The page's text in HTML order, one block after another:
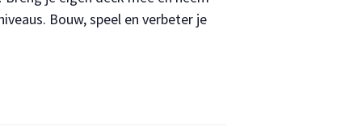
Bouw, speel en verbeter je